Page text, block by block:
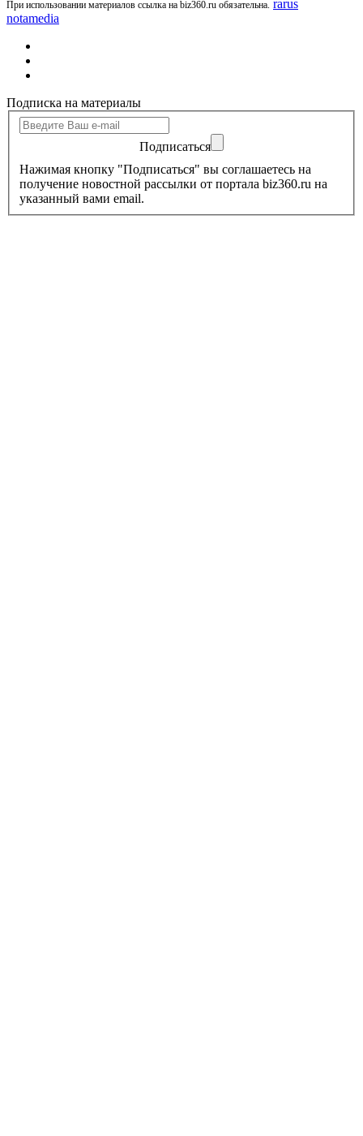
При использовании материалов ссылка на biz360.ru обязательна. rarus
notamedia
Подписка на материалы
Подписаться
Нажимая кнопку "Подписаться" вы соглашаетесь на
получение новостной рассылки от портала biz360.ru на
указанный вами email.